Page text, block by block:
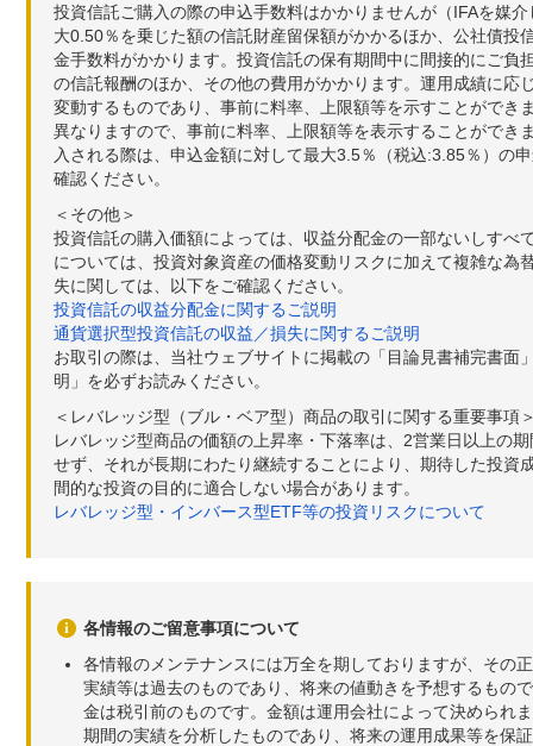
投資信託ご購入の際の申込手数料はかかりませんが（IFAを媒
大0.50％を乗じた額の信託財産留保額がかかるほか、公社債
金手数料がかかります。投資信託の保有期間中に間接的にご
の信託報酬のほか、その他の費用がかかります。運用成績に
変動するものであり、事前に料率、上限額等を示すことがで
異なりますので、事前に料率、上限額等を表示することがで
入される際は、申込金額に対して最大3.5％（税込:3.85％）の
確認ください。
＜その他＞
投資信託の購入価額によっては、収益分配金の一部ないしす
については、投資対象資産の価格変動リスクに加えて複雑な
失に関しては、以下をご確認ください。
投資信託の収益分配金に関するご説明
通貨選択型投資信託の収益／損失に関するご説明
お取引の際は、当社ウェブサイトに掲載の「目論見書補完書
明」を必ずお読みください。
＜レバレッジ型（ブル・ベア型）商品の取引に関する重要事項
レバレッジ型商品の価額の上昇率・下落率は、2営業日以上の
せず、それが長期にわたり継続することにより、期待した投
間的な投資の目的に適合しない場合があります。
レバレッジ型・インバース型ETF等の投資リスクについて
各情報のご留意事項について
各情報のメンテナンスには万全を期しておりますが、その
実績等は過去のものであり、将来の値動きを予想するもの
金は税引前のものです。金額は運用会社によって決められ
期間の実績を分析したものであり、将来の運用成果等を保